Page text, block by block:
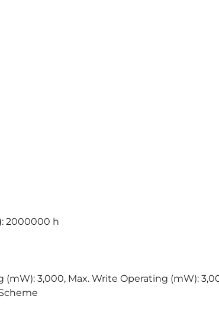
: 2000000 h
(mW): 3,000, Max. Write Operating (mW):